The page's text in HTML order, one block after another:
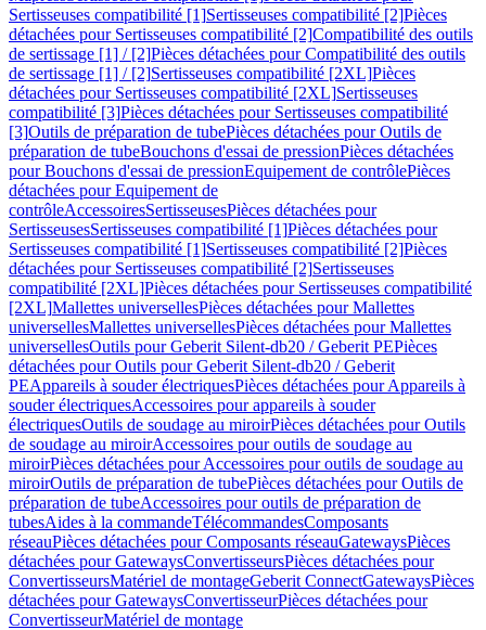
Sertisseuses compatibilité [1]Sertisseuses compatibilité [2]Pièces
détachées pour Sertisseuses compatibilité [2]Compatibilité des outils
de sertissage [1] / [2]Pièces détachées pour Compatibilité des outils
de sertissage [1] / [2]Sertisseuses compatibilité [2XL]Pièces
détachées pour Sertisseuses compatibilité [2XL]Sertisseuses
compatibilité [3]Pièces détachées pour Sertisseuses compatibilité
[3]Outils de préparation de tubePièces détachées pour Outils de
préparation de tubeBouchons d'essai de pressionPièces détachées
pour Bouchons d'essai de pressionEquipement de contrôlePièces
détachées pour Equipement de
contrôleAccessoiresSertisseusesPièces détachées pour
SertisseusesSertisseuses compatibilité [1]Pièces détachées pour
Sertisseuses compatibilité [1]Sertisseuses compatibilité [2]Pièces
détachées pour Sertisseuses compatibilité [2]Sertisseuses
compatibilité [2XL]Pièces détachées pour Sertisseuses compatibilité
[2XL]Mallettes universellesPièces détachées pour Mallettes
universellesMallettes universellesPièces détachées pour Mallettes
universellesOutils pour Geberit Silent-db20 / Geberit PEPièces
détachées pour Outils pour Geberit Silent-db20 / Geberit
PEAppareils à souder électriquesPièces détachées pour Appareils à
souder électriquesAccessoires pour appareils à souder
électriquesOutils de soudage au miroirPièces détachées pour Outils
de soudage au miroirAccessoires pour outils de soudage au
miroirPièces détachées pour Accessoires pour outils de soudage au
miroirOutils de préparation de tubePièces détachées pour Outils de
préparation de tubeAccessoires pour outils de préparation de
tubesAides à la commandeTélécommandesComposants
réseauPièces détachées pour Composants réseauGatewaysPièces
détachées pour GatewaysConvertisseursPièces détachées pour
ConvertisseursMatériel de montageGeberit ConnectGatewaysPièces
détachées pour GatewaysConvertisseurPièces détachées pour
ConvertisseurMatériel de montage